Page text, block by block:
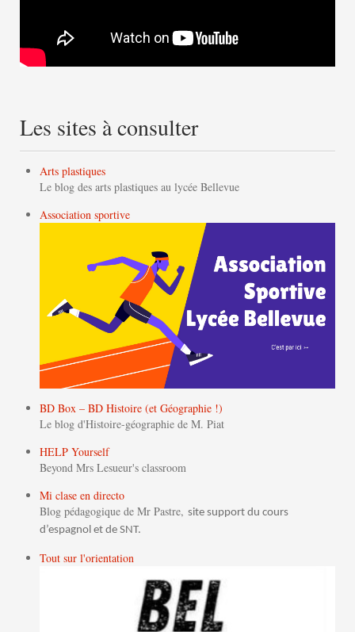
Les sites à consulter
Arts plastiques
Le blog des arts plastiques au lycée Bellevue
Association sportive
BD Box – BD Histoire (et Géographie !)
Le blog d'Histoire-géographie de M. Piat
HELP Yourself
Beyond Mrs Lesueur's classroom
Mi clase en directo
Blog pédagogique de Mr Pastre, site support du cours
d’espagnol et de SNT.
Tout sur l'orientation